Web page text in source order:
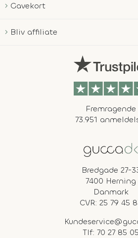
Gavekort
Bliv affiliate
Fremragende
73.951
Bredgade 27-
7400 Herning
Danmark
CVR: 25 79 45
Tlf: 70 27 85 05